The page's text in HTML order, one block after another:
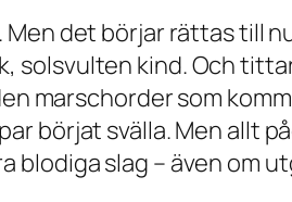
det börjar rättas till
solsvulten kind. Och
marschorder som
börjat svälla. Men allt
slag – även om